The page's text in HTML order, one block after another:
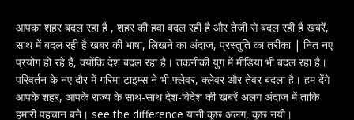
आपका शहर बदल रहा है , शहर की हवा बदल रही है और तेजी से बदल रही है खबरें,
साथ में बदल रही है खबर की भाषा, लिखने का अंदाज, प्रस्तुति का तरीका | नित नए
प्रयोग हो रहे हैं, क्योंकि देश बदल रहा है। तकनीकी युग में मीडिया भी बदल रहा है।
परिवर्तन के नए दौर में गरिमा टाइम्स ने भी फ्लेवर, क्लेवर और तेवर बदला है। हम देंगे
आपके शहर, आपके राज्य के साथ-साथ देश-विदेश की खबरें अलग अंदाज में ताकि
हमारी पहचान बने। see the difference यानी कुछ अलग, कुछ नयी।